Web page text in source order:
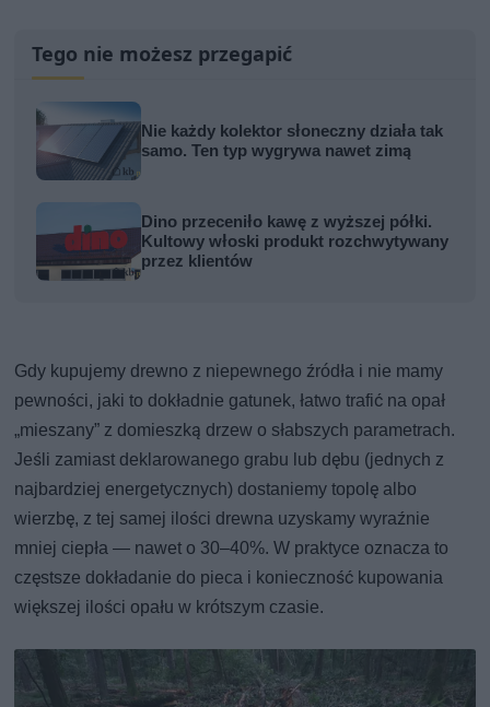
Tego nie możesz przegapić
Nie każdy kolektor słoneczny działa tak
samo. Ten typ wygrywa nawet zimą
Dino przeceniło kawę z wyższej półki.
Kultowy włoski produkt rozchwytywany
przez klientów
Gdy kupujemy drewno z niepewnego źródła i nie mamy
pewności, jaki to dokładnie gatunek, łatwo trafić na opał
„mieszany” z domieszką drzew o słabszych parametrach.
Jeśli zamiast deklarowanego grabu lub dębu (jednych z
najbardziej energetycznych) dostaniemy topolę albo
wierzbę, z tej samej ilości drewna uzyskamy wyraźnie
mniej ciepła — nawet o 30–40%. W praktyce oznacza to
częstsze dokładanie do pieca i konieczność kupowania
większej ilości opału w krótszym czasie.